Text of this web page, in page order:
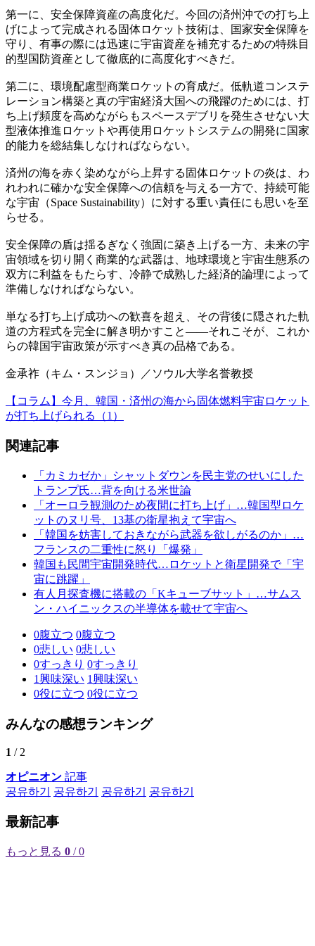
第一に、安全保障資産の高度化だ。今回の済州沖での打ち上
げによって完成される固体ロケット技術は、国家安全保障を
守り、有事の際には迅速に宇宙資産を補充するための特殊目
的型国防資産として徹底的に高度化すべきだ。
第二に、環境配慮型商業ロケットの育成だ。低軌道コンステ
レーション構築と真の宇宙経済大国への飛躍のためには、打
ち上げ頻度を高めながらもスペースデブリを発生させない大
型液体推進ロケットや再使用ロケットシステムの開発に国家
的能力を総結集しなければならない。
済州の海を赤く染めながら上昇する固体ロケットの炎は、わ
れわれに確かな安全保障への信頼を与える一方で、持続可能
な宇宙（Space Sustainability）に対する重い責任にも思いを至
らせる。
安全保障の盾は揺るぎなく強固に築き上げる一方、未来の宇
宙領域を切り開く商業的な武器は、地球環境と宇宙生態系の
双方に利益をもたらす、冷静で成熟した経済的論理によって
準備しなければならない。
単なる打ち上げ成功への歓喜を超え、その背後に隠された軌
道の方程式を完全に解き明かすこと――それこそが、これか
らの韓国宇宙政策が示すべき真の品格である。
金承祚（キム・スンジョ）／ソウル大学名誉教授
【コラム】今月、韓国・済州の海から固体燃料宇宙ロケット
が打ち上げられる（1）
関連記事
「カミカゼか」シャットダウンを民主党のせいにした
トランプ氏…背を向ける米世論
「オーロラ観測のため夜間に打ち上げ」…韓国型ロケ
ットのヌリ号、13基の衛星抱えて宇宙へ
「韓国を妨害しておきながら武器を欲しがるのか」…
フランスの二重性に怒り「爆発」
韓国も民間宇宙開発時代…ロケットと衛星開発で「宇
宙に跳躍」
有人月探査機に搭載の「Kキューブサット」…サムス
ン・ハイニックスの半導体を載せて宇宙へ
0腹立つ 0腹立つ
0悲しい 0悲しい
0すっきり 0すっきり
1興味深い 1興味深い
0役に立つ 0役に立つ
みんなの感想ランキング
1 / 2
オピニオン 記事
공유하기
공유하기 공유하기 공유하기
最新記事
もっと見る 0 / 0